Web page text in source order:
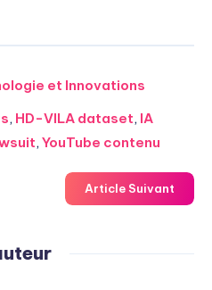
et Innovations
, HD-VILA dataset, IA
, YouTube contenu
Article Suivant